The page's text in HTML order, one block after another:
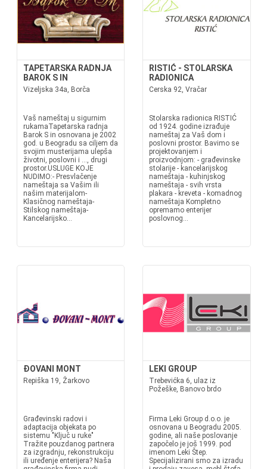
TAPETARSKA RADNJA
BAROK S IN
Vizeljska 34a, Borča
Vaš nameštaj u sigurnim
rukamaTapetarska radnja
Barok S in osnovana je 2002
god. u Beogradu sa ciljem da
svojim musterijama ulepša
životni, poslovni i ..., drugi
prostor.USLUGE KOJE
NUDIMO:- Presvlačenje
nameštaja sa Vašim ili
našim materijalom-
Klasičnog nameštaja-
Stilskog nameštaja-
Kancelarijsko...
RISTIĆ - STOLARSKA
RADIONICA
Cerska 92, Vračar
Stolarska radionica RISTIĆ
od 1924. godine izrađuje
nameštaj za Vaš dom i
poslovni prostor. Bavimo se
projektovanjem i
proizvodnjom: - građevinske
stolarije - kancelarijskog
nameštaja - kuhinjskog
nameštaja - svih vrsta
plakara - kreveta - komadnog
nameštaja Kompletno
opremamo enterijer
poslovnog...
ĐOVANI MONT
Repiška 19, Žarkovo
Građevinski radovi i
adaptacija objekata po
sistemu "Ključ u ruke"
Tražite pouzdanog partnera
za izgradnju, rekonstrukciju
ili uređenje enterijera? Naša
LEKI GROUP
Trebevićka 6, ulaz iz
Požeške, Banovo brdo
Firma Leki Group d.o.o. je
osnovana u Beogradu 2005.
godine, ali naše poslovanje
započelo je još 1999. pod
imenom Leki Štep.
Specijalizirani smo za izradu